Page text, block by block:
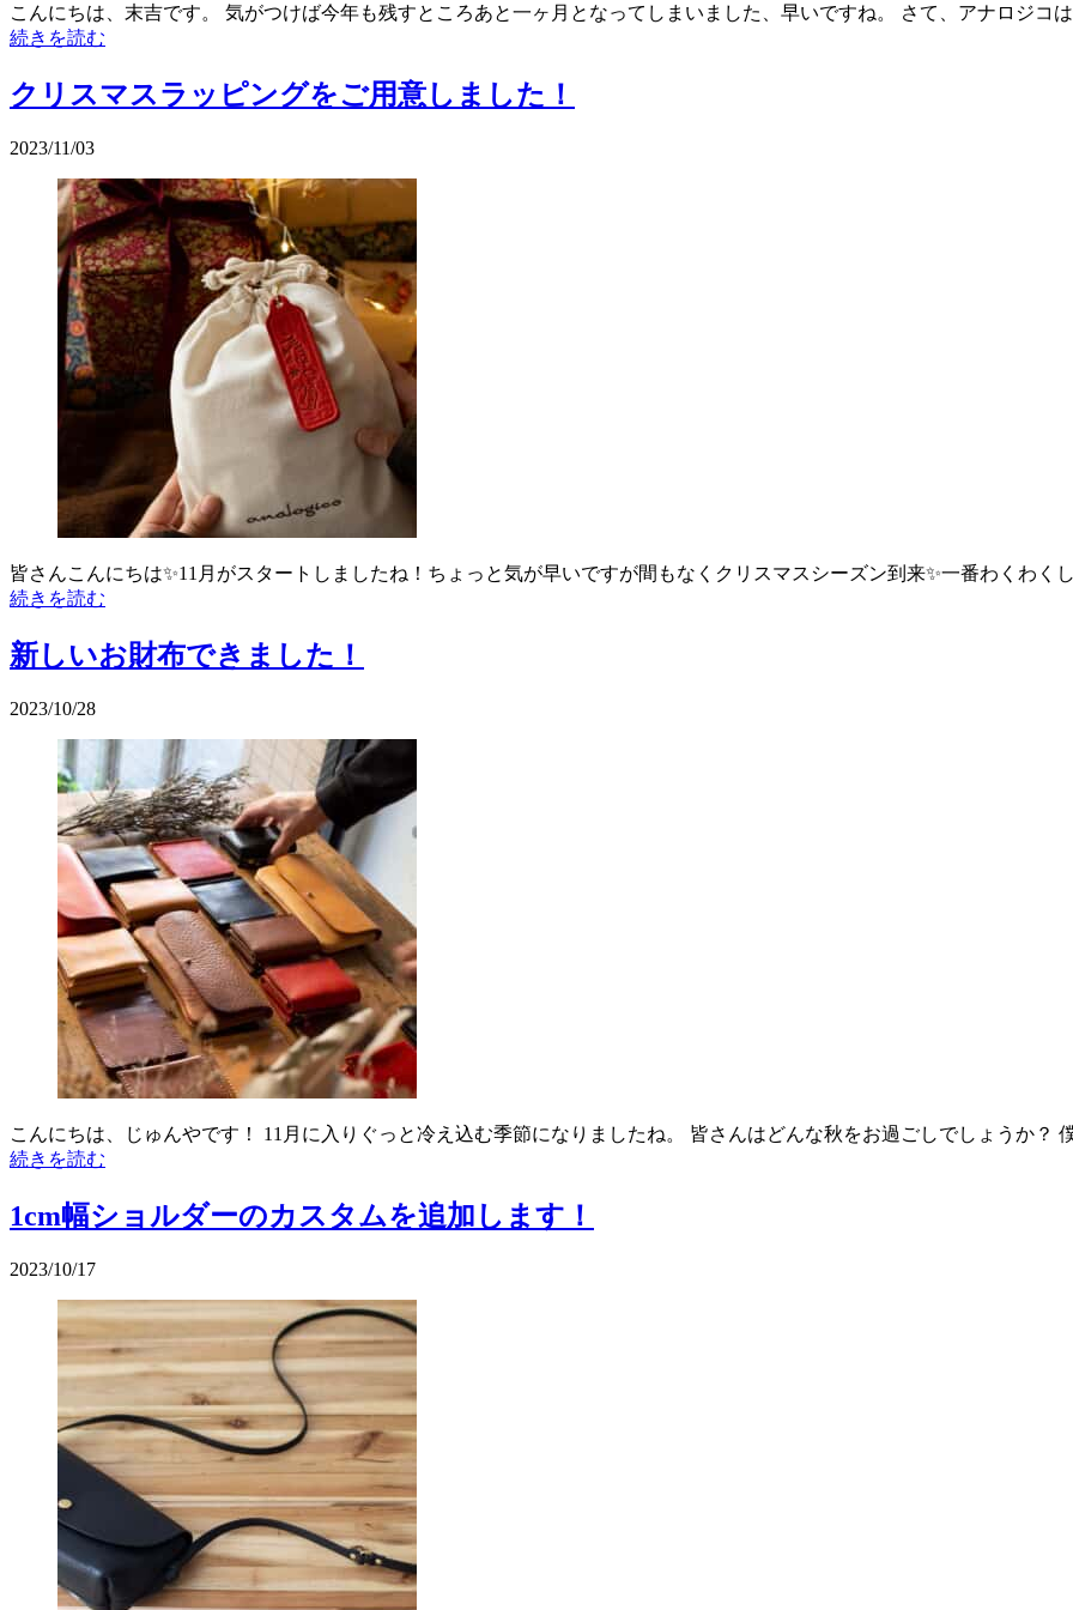
こんにちは、末吉です。 気がつけば今年も残すところあと一ヶ月となってしまいました、早いですね。 さて、アナロジコ
続きを読む
クリスマスラッピングをご用意しました！
2023/11/03
皆さんこんにちは✨11月がスタートしましたね！ちょっと気が早いですが間もなくクリスマスシーズン到来✨一番わくわく
続きを読む
新しいお財布できました！
2023/10/28
こんにちは、じゅんやです！ 11月に入りぐっと冷え込む季節になりましたね。 皆さんはどんな秋をお過ごしでしょうか？
続きを読む
1cm幅ショルダーのカスタムを追加します！
2023/10/17